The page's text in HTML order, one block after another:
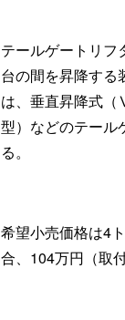
テールゲートリフ
台の間を昇降する
は、垂直昇降式
型）などのテール
る。
希望小売価格は4
合、104万円（取